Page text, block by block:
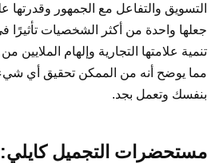
التسويق والتفاعل مع الجمهور وقدرتها
جعلها واحدة من أكثر الشخصيات تأثيرًا
تنمية علامتها التجارية وإلهام
مما يوضح أنه من الممكن تحقيق أي شيء
بنفسك وتعمل بجد.
مستحضرات التجميل